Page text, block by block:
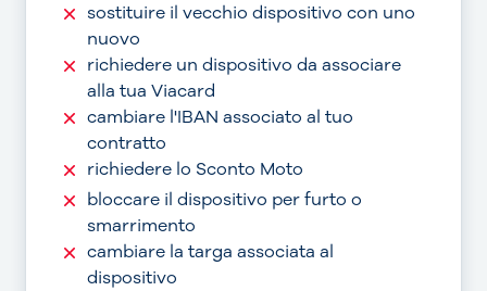
sostituire il vecchio dispositivo con uno
nuovo
richiedere un dispositivo da associare
alla tua Viacard
cambiare l'IBAN associato al tuo
contratto
richiedere lo Sconto Moto
bloccare il dispositivo per furto o
smarrimento
cambiare la targa associata al
dispositivo